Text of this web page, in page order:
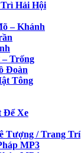
Hải Hội
– Khánh
– Trống
Đoàn
Tông
Để Xe
Tượng / Trang Trí
MP3